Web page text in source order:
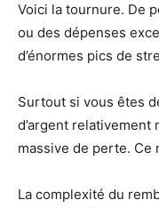
Voici la tournure. De
ou des dépenses
d’énormes pics de
Surtout si vous êtes
d’argent
massive de perte. Ce
La complexité du